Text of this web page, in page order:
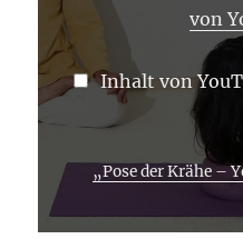
von
Inhalt von
„Pose der Krähe –